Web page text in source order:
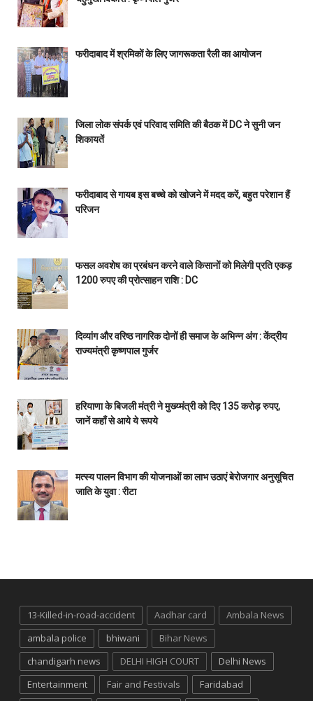
फरीदाबाद में श्रमिकों के लिए जागरूकता रैली का आयोजन
जिला लोक संपर्क एवं परिवाद समिति की बैठक में DC ने सुनी जन
शिकायतें
फरीदाबाद से गायब इस बच्चे को खोजने में मदद करें, बहुत परेशान हैं
परिजन
फसल अवशेष का प्रबंधन करने वाले किसानों को मिलेगी प्रति एकड़
1200 रुपए की प्रोत्साहन राशि : DC
दिव्यांग और वरिष्ठ नागरिक दोनों ही समाज के अभिन्न अंग : केंद्रीय
राज्यमंत्री कृष्णपाल गुर्जर
हरियाणा के बिजली मंत्री ने मुख्य्मंत्री को दिए 135 करोड़ रुपए,
जानें कहाँ से आये ये रूपये
मत्स्य पालन विभाग की योजनाओं का लाभ उठाएं बेरोजगार अनुसूचित
जाति के युवा : रीटा
13-Killed-in-road-accident Aadhar card
Ambala News
ambala police
bhiwani
Bihar News
chandigarh news
DELHI HIGH COURT
Delhi News
Entertainment
Fair and Festivals
Faridabad